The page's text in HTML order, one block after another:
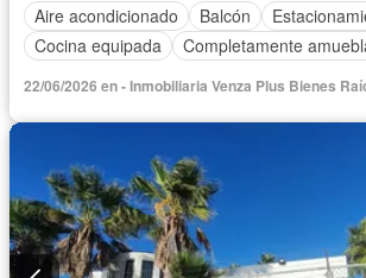
Aire acondicionado
Balcón
Cocina equipada
Completamente
22/06/2026 en - Inmobiliaria Venza Plus Bienes